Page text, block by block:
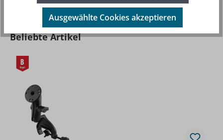
Produktgalerie überspringen
Beliebte Artikel
Ausgewählte Cookies akzeptieren